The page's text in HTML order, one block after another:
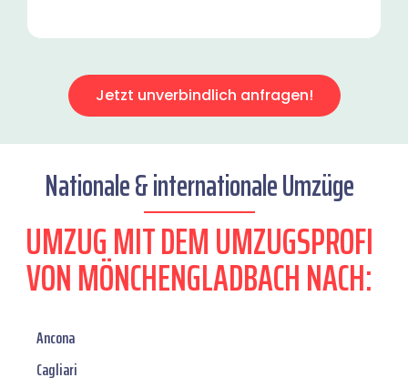
Jetzt unverbindlich anfragen!
Nationale & internationale Umzüge
UMZUG MIT DEM UMZUGSPROFI
VON MÖNCHENGLADBACH NACH:
Ancona
Cagliari